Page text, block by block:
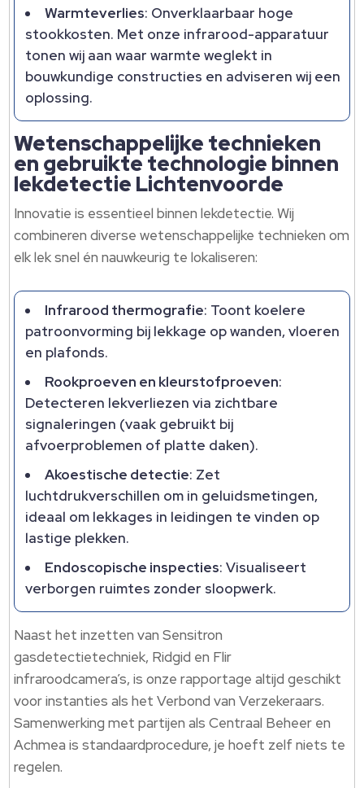
Warmteverlies: Onverklaarbaar hoge
stookkosten.​ Met onze infrarood-apparatuur
tonen wij aan waar warmte weglekt in
bouwkundige constructies en adviseren wij een
oplossing.​
Wetenschappelijke technieken
en gebruikte technologie binnen
lekdetectie Lichtenvoorde
Innovatie is essentieel binnen lekdetectie.​ Wij
combineren diverse wetenschappelijke technieken om
elk lek snel én nauwkeurig te lokaliseren:
Infrarood thermografie: Toont koelere
patroonvorming bij lekkage op wanden, vloeren
en plafonds.​
Rookproeven en kleurstofproeven:
Detecteren lekverliezen via zichtbare
signaleringen (vaak gebruikt bij
afvoerproblemen of platte daken).​
Akoestische detectie: Zet
luchtdrukverschillen om in geluidsmetingen,
ideaal om lekkages in leidingen te vinden op
lastige plekken.​
Endoscopische inspecties: Visualiseert
verborgen ruimtes zonder sloopwerk.​
Naast het inzetten van Sensitron
gasdetectietechniek, Ridgid en Flir
infraroodcamera’s, is onze rapportage altijd geschikt
voor instanties als het Verbond van Verzekeraars.​
Samenwerking met partijen als Centraal Beheer en
Achmea is standaardprocedure, je hoeft zelf niets te
regelen.​